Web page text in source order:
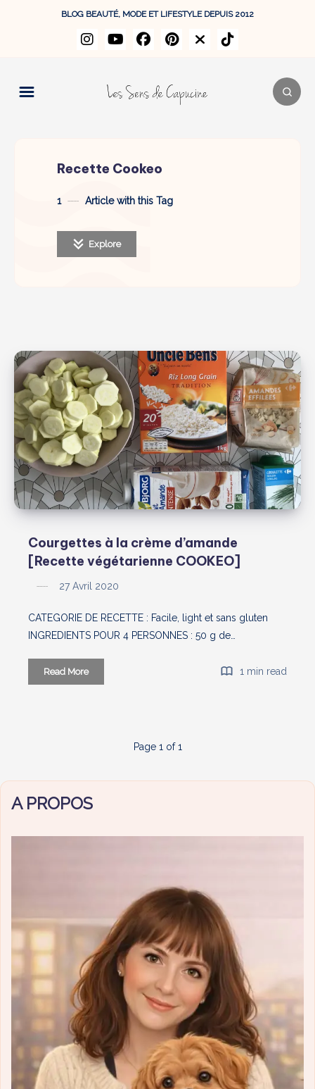
BLOG BEAUTÉ, MODE ET LIFESTYLE DEPUIS 2012
Recette Cookeo
1 Article with this Tag
Explore
Courgettes à la crème d’amande
[Recette végétarienne COOKEO]
27 Avril 2020
CATEGORIE DE RECETTE : Facile, light et sans gluten
INGREDIENTS POUR 4 PERSONNES : 50 g de…
Read MoreCourgettes
à
COOKEO]
1 min read
Page 1 of 1
A PROPOS